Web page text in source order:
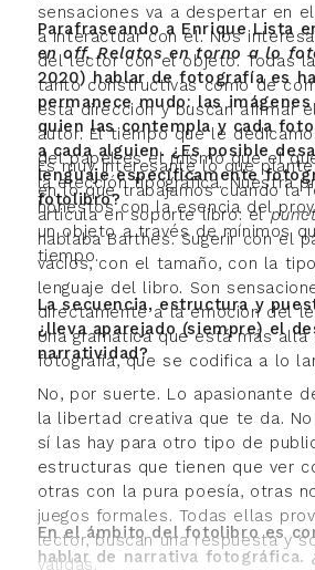
sensaciones va a despertar en
a interactuar con él. Nos
del lector con el objeto. Todas
tanto constructivas como de
esta dirección y buscan afirmar
autor. El tiempo que le
del papel es el mismo que el
la elección tipográfica. Nuestra
honestos con la esencia del
un objeto a través de mínimos
tiempo.
Parafraseando a Enrique Lista
en off. Relatos en torno a lo
2020) hablar de fotografía es
permanece mudo: las imágenes
quien las contempla y cada
a cada alguien. ¿Es posible
lenguaje específicamente
fotolibro?
Es muy interesante lo que
en lo que trabajamos cuando la
articula en soporte libro: el
hablaba Barthes. Sugerir con el
vacíos, con el tamaño, con la
lenguaje del libro. Son
directamente a la emoción del
Una gramática que está más
fotografía, que se codifica a lo
La secuencia, estructura y
¿lleva aparejado (siempre) el
narratividad?
No, por suerte. Lo apasionante
la libertad creativa que te da.
sí las hay para otro tipo de
estructuras que tienen que ver
otras con la pura poesía, otras
juegos formales. Todas ellas
lector, buscan una respuesta y
válidas.
En el ámbito del fotolibro es
hablar de narrativa fotográfica.